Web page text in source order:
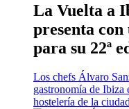
La Vuelta a
presenta
para su 22ª
Los chefs Álvaro
gastronomía de Ibiza
hostelería de la